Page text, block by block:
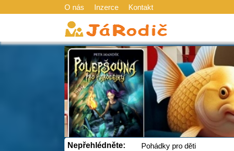
O nás Inzerce Kontakt
Nepřehlédněte:
Pohádky pro děti